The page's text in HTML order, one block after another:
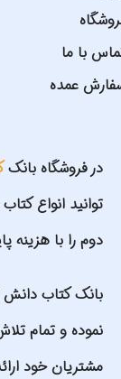
با ما
عمده
در فروشگاه بانک
توانید انواع
دوم را با هزینه
نموده و تمام
مشتریان خود